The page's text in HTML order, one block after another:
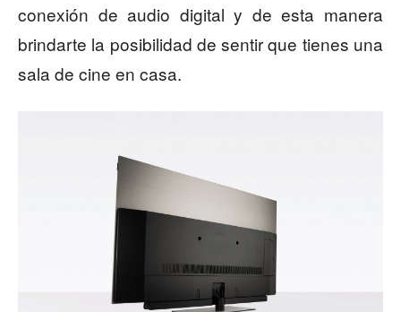
conexión de audio digital y de esta manera
brindarte la posibilidad de sentir que tienes una
sala de cine en casa.